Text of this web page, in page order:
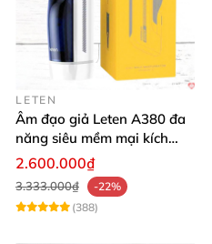
LETEN
Âm đạo giả Leten A380 đa
năng siêu mềm mại kích
thích phái mạnh
2.600.000₫
3.333.000₫
-22%
(388)